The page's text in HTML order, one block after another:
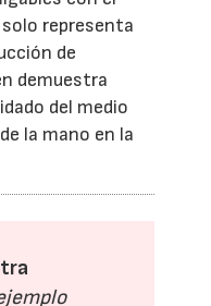
representa
de
demuestra
del medio
la mano en la